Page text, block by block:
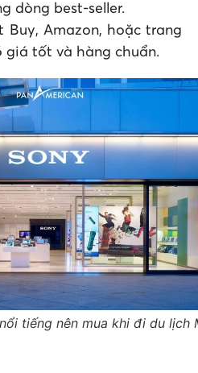
dòng best-seller.
Buy, Amazon, hoặc trang
giá tốt và hàng chuẩn.
tiếng nên mua khi đi du lịch